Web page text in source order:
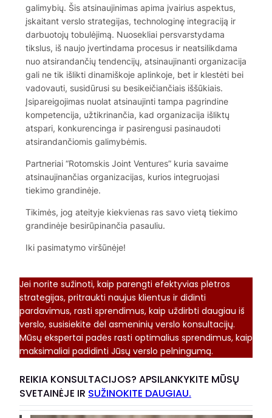
galimybių. Šis atsinaujinimas apima įvairius aspektus,
įskaitant verslo strategijas, technologinę integraciją ir
darbuotojų tobulėjimą. Nuosekliai persvarstydama
tikslus, iš naujo įvertindama procesus ir neatsilikdama
nuo atsirandančių tendencijų, atsinaujinanti organizacija
gali ne tik išlikti dinamiškoje aplinkoje, bet ir klestėti bei
vadovauti, susidūrusi su besikeičiančiais iššūkiais.
Įsipareigojimas nuolat atsinaujinti tampa pagrindine
kompetencija, užtikrinančia, kad organizacija išliktų
atspari, konkurencinga ir pasirengusi pasinaudoti
atsirandančiomis galimybėmis.
Partneriai “Rotomskis Joint Ventures” kuria savaime
atsinaujinančias organizacijas, kurios integruojasi
tiekimo grandinėje.
Tikimės, jog ateityje kiekvienas ras savo vietą tiekimo
grandinėje besirūpinančia pasauliu.
Iki pasimatymo viršūnėje!
Jei norite sužinoti, kaip parengti efektyvias plėtros
strategijas, pritraukti naujus klientus ir didinti
pardavimus, rasti sprendimus, kaip uždirbti daugiau iš
verslo, susisiekite dėl asmeninių verslo konsultacijų.
Mūsų ekspertai padės rasti optimalius sprendimus, kaip
maksimaliai padidinti Jūsų verslo pelningumą.
REIKIA KONSULTACIJOS? APSILANKYKITE MŪSŲ
SVETAINĖJE IR SUŽINOKITE DAUGIAU.